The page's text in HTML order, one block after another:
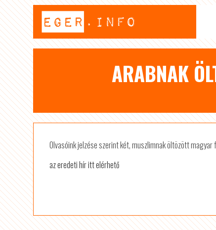
ARABNAK
Olvasóink jelzése szerint két, muszlimnak öltözött
az eredeti hír itt elérhető